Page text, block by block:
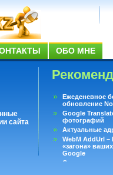
ОБО МНЕ
сайта
Ежеденевное
обновление
Google
фотографий
Актуальные
WebM AddUrl
«загона»
Google
Существует